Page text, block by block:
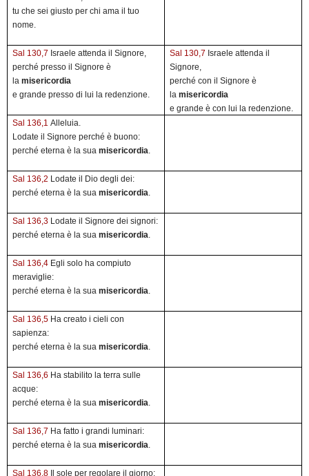
tu che sei giusto per chi ama il tuo
nome.
Sal 130,7 Israele attenda il Signore,
perché presso il Signore è
la misericordia
e grande presso di lui la redenzione.
Sal 130,7 Israele attenda il
Signore,
perché con il Signore è
la misericordia
e grande è con lui la redenzione.
Sal 136,1 Alleluia.
Lodate il Signore perché è buono:
perché eterna è la sua misericordia.
Sal 136,2 Lodate il Dio degli dei:
perché eterna è la sua misericordia.
Sal 136,3 Lodate il Signore dei signori:
perché eterna è la sua misericordia.
Sal 136,4 Egli solo ha compiuto
meraviglie:
perché eterna è la sua misericordia.
Sal 136,5 Ha creato i cieli con
sapienza:
perché eterna è la sua misericordia.
Sal 136,6 Ha stabilito la terra sulle
acque:
perché eterna è la sua misericordia.
Sal 136,7 Ha fatto i grandi luminari:
perché eterna è la sua misericordia.
Sal 136,8
Il sole per regolare il giorno: